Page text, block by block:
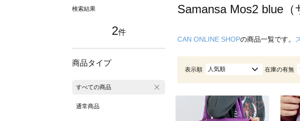
検索結果
2件
商品タイプ
すべての商品
通常商品
Samansa Mos2 blue
CAN ONLINE SHOPの商品一覧です。
表示順 人気順 在庫の有無
お気に入り